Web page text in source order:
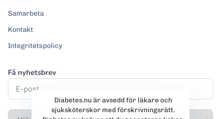
Samarbeta
Kontakt
Integritetspolicy
Få nyhetsbrev
Diabetes.nu är avsedd för läkare och
sjuksköterskor med förskrivningsrätt.